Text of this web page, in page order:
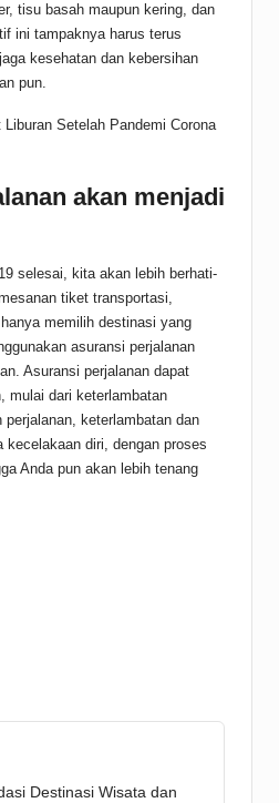
tisu basah maupun kering, dan
ini tampaknya harus terus
kesehatan dan kebersihan
pun.
akan menjadi
selesai, kita akan lebih berhati-
tiket transportasi,
memilih destinasi yang
asuransi perjalanan
Asuransi perjalanan dapat
mulai dari keterlambatan
perjalanan, keterlambatan dan
kecelakaan diri, dengan proses
Anda pun akan lebih tenang
Destinasi Wisata dan